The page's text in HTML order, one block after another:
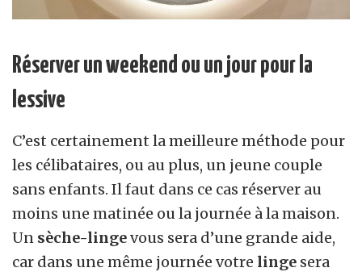
Réserver un weekend ou un jour pour la
lessive
C’est certainement la meilleure méthode pour
les célibataires, ou au plus, un jeune couple
sans enfants. Il faut dans ce cas réserver au
moins une matinée ou la journée à la maison.
Un sèche-lingevous sera d’une grande aide,
car dans une même journée votre linge sera